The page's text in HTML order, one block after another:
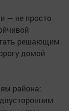
— не просто
решающим
домой
района: